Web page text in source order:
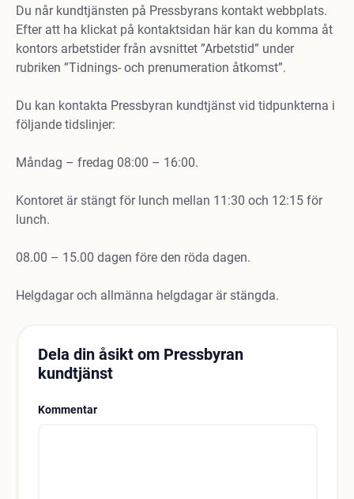
Du når kundtjänsten på Pressbyrans kontakt webbplats.
Efter att ha klickat på kontaktsidan här kan du komma åt
kontors arbetstider från avsnittet ”Arbetstid” under
rubriken ”Tidnings- och prenumeration åtkomst”.
Du kan kontakta Pressbyran kundtjänst vid tidpunkterna i
följande tidslinjer:
Måndag – fredag 08:00 – 16:00.
Kontoret är stängt för lunch mellan 11:30 och 12:15 för
lunch.
08.00 – 15.00 dagen före den röda dagen.
Helgdagar och allmänna helgdagar är stängda.
Dela din åsikt om Pressbyran
kundtjänst
Kommentar